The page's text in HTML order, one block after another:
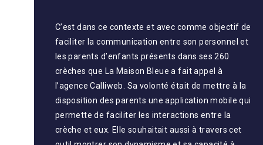
C’est dans ce contexte et avec comme objectif de
faciliter la communication entre son personnel et
les parents d’enfants présents dans ses 260
crèches que La Maison Bleue a fait appel à
l’agence Calliweb. Sa volonté était de mettre à la
disposition des parents une application mobile qui
permette de faciliter les interactions entre la
crèche et eux. Elle souhaitait aussi à travers cet